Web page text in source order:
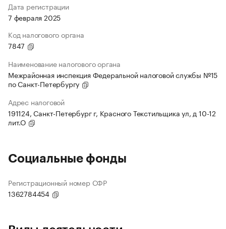
Дата регистрации
7 февраля 2025
Код налогового органа
7847
Наименование налогового органа
Межрайонная инспекция Федеральной налоговой службы №15
по Санкт-Петербургу
Адрес налоговой
191124, Санкт-Петербург г, Красного Текстильщика ул, д 10-12
лит.О
Социальные фонды
Регистрационный номер СФР
1362784454